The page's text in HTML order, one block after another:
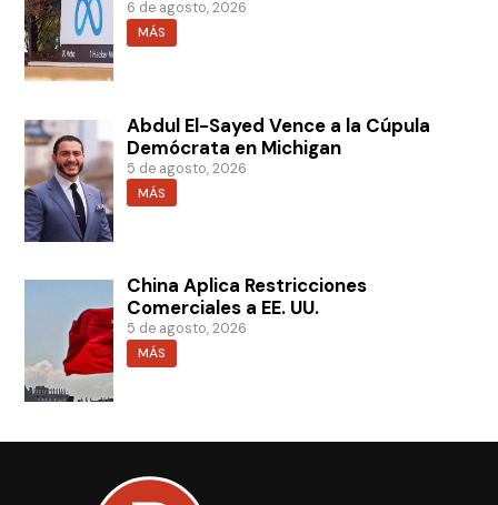
6 de agosto, 2026
MÁS
Abdul El-Sayed Vence a la Cúpula
Demócrata en Michigan
5 de agosto, 2026
MÁS
China Aplica Restricciones
Comerciales a EE. UU.
5 de agosto, 2026
MÁS